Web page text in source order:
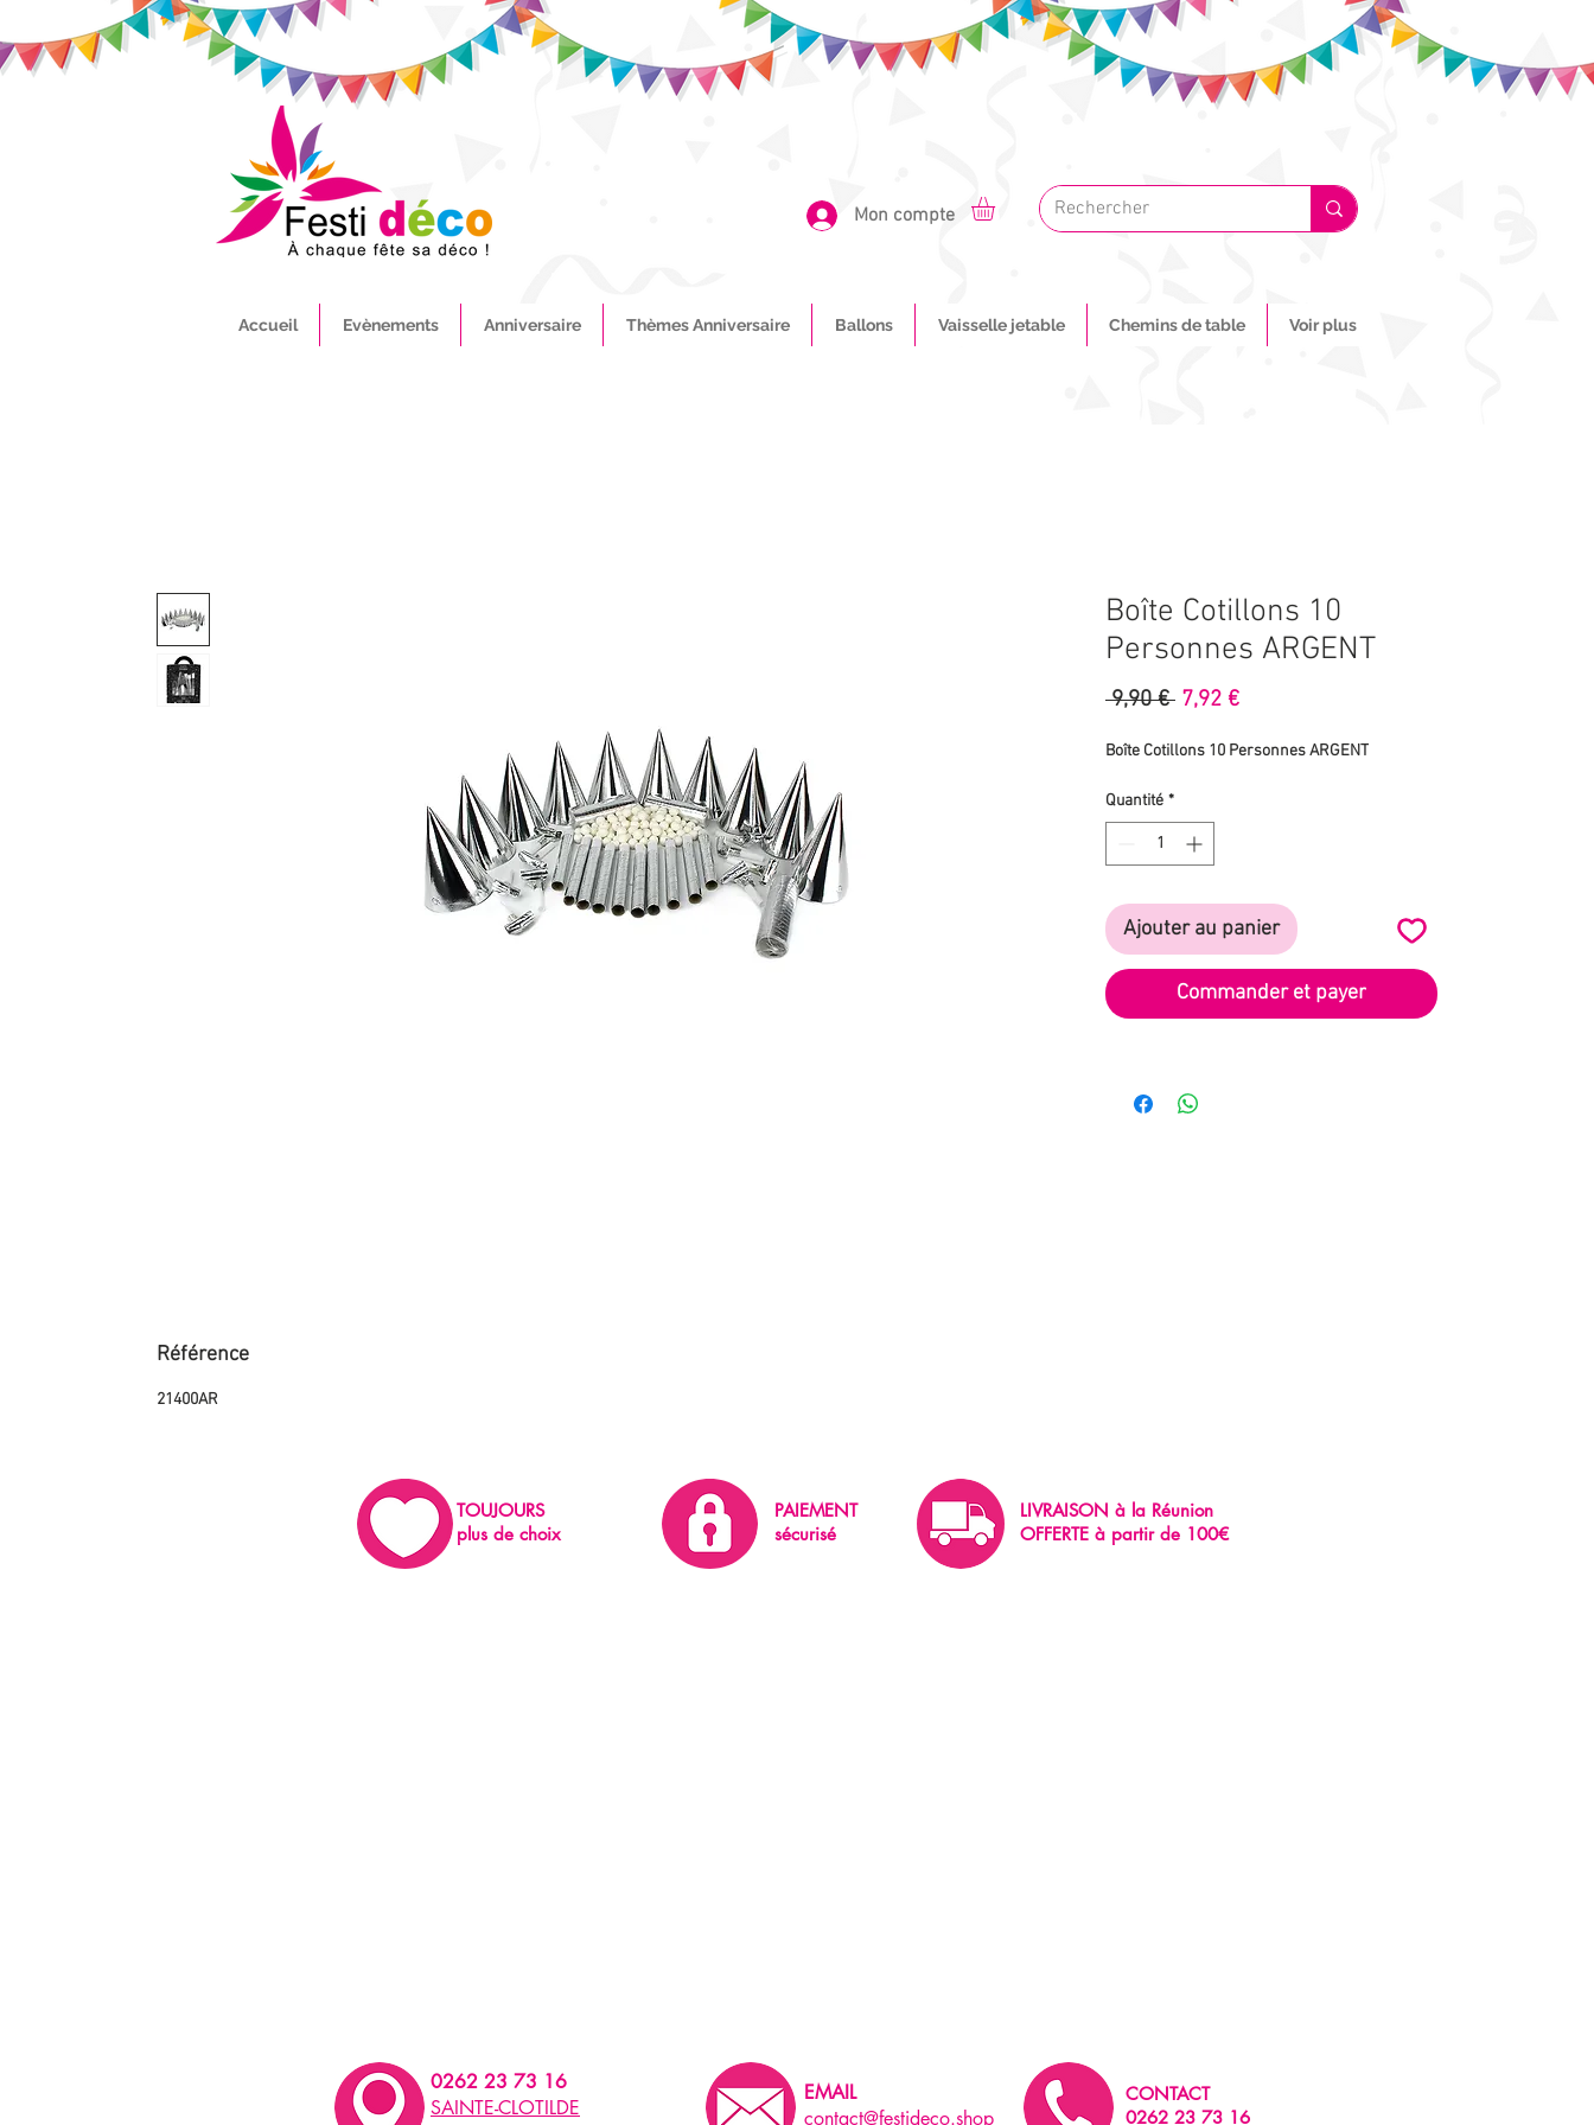
Mon compte
Accueil Evènements Anniversaire Thèmes Anniversaire Ballons Vaisselle jetable Chemins de table Voir plus
Boîte Cotillons 10
Personnes ARGENT
9,90 € Prix
7,92 €Prix
Boîte Cotillons 10 Personnes ARGENT
Quantité *
Ajouter au panier
Commander et payer
Référence
21400AR
TOUJOURS
plus de choix
PAIEMENT
sécurisé
LIVRAISON à la Réunion
OFFERTE à partir de 100€
0262 23 73 16
SAINTE-CLOTILDE
EMAIL
contact@festideco.shop
CONTACT
0262 23 73 16